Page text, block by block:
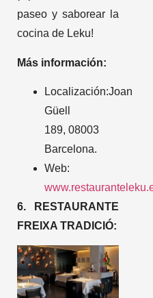
paseo y saborear la
cocina de Leku!
Más información:
Localización:Joan
Güell
189, 08003
Barcelona.
Web:
6. RESTAURANTE
FREIXA TRADICIÓ: